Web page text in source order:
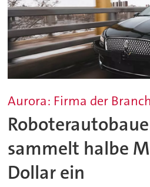
Aurora: Firma der
sammelt halbe
Dollar ein